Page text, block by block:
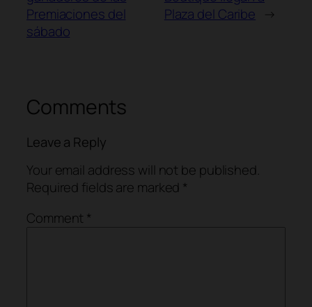
Premiaciones del
sábado
Plaza del Caribe
→
Comments
Leave a Reply
Your email address will not be published.
Required fields are marked *
Comment *